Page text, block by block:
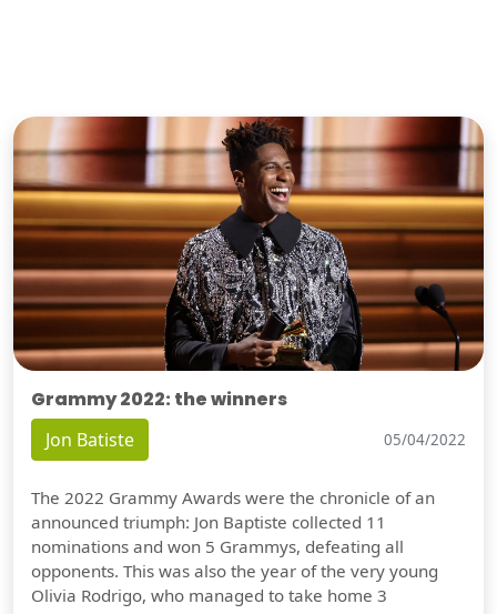
Grammy 2022: the winners
Jon Batiste 05/04/2022
The 2022 Grammy Awards were the chronicle of an
announced triumph: Jon Baptiste collected 11
nominations and won 5 Grammys, defeating all
opponents. This was also the year of the very young
Olivia Rodrigo, who managed to take home 3